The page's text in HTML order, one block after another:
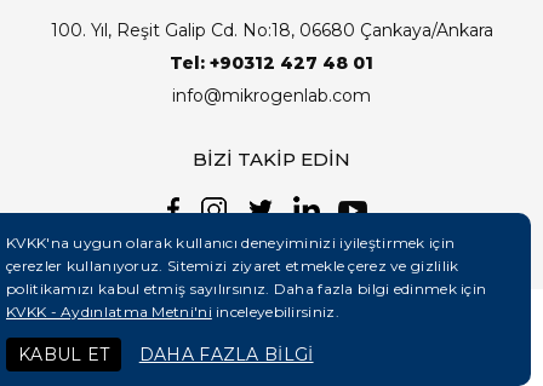
100. Yıl, Reşit Galip Cd. No:18, 06680 Çankaya/Ankara
Tel: +90312 427 48 01
info@mikrogenlab.com
BİZİ TAKİP EDİN
Teknobay (+90 444 5 331)
KVKK'na uygun olarak kullanıcı deneyiminizi iyileştirmek için
çerezler kullanıyoruz. Sitemizi ziyaret etmekle çerez ve gizlilik
politikamızı kabul etmiş sayılırsınız. Daha fazla bilgi edinmek için
KVKK - Aydınlatma Metni'ni inceleyebilirsiniz.
KABUL ET DAHA FAZLA BİLGİ